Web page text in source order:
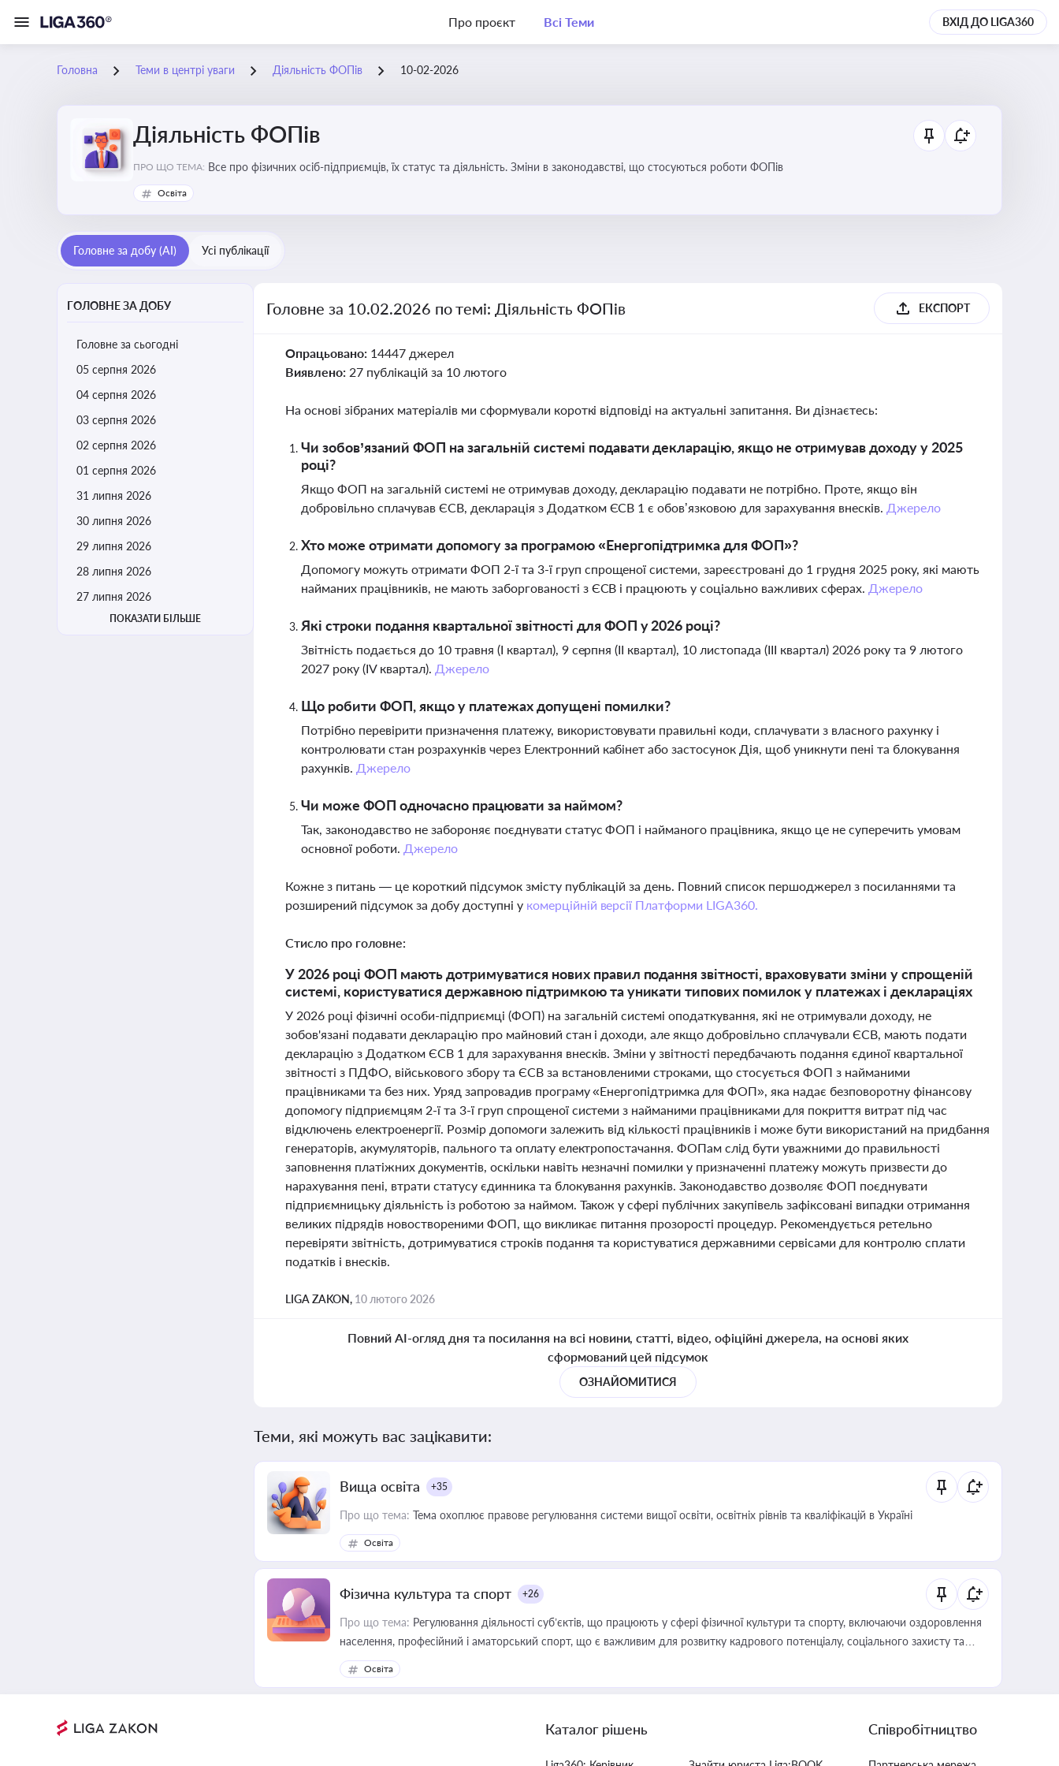
Про проєкт Всі Теми ВХІД ДО LIGA360
Головна Теми в центрі уваги Діяльність ФОПів 10-02-2026
Діяльність ФОПів
ПРО ЩО ТЕМА: Все про фізичних осіб-підприємців, їх статус та діяльність. Зміни в законодавстві, що стосуються роботи ФОПів
Освіта
Головне за добу (AI) Усі публікації
ГОЛОВНЕ ЗА ДОБУ
Головне за сьогодні
05 серпня 2026
04 серпня 2026
03 серпня 2026
02 серпня 2026
01 серпня 2026
31 липня 2026
30 липня 2026
29 липня 2026
28 липня 2026
27 липня 2026
ПОКАЗАТИ БІЛЬШЕ
Головне за 10.02.2026 по темі: Діяльність ФОПів ЕКСПОРТ
Опрацьовано: 14447 джерел
Виявлено: 27 публікацій за 10 лютого
На основі зібраних матеріалів ми сформували короткі відповіді на актуальні запитання. Ви дізнаєтесь:
Чи зобов’язаний ФОП на загальній системі подавати декларацію, якщо не отримував доходу у 2025
році?
Якщо ФОП на загальній системі не отримував доходу, декларацію подавати не потрібно. Проте, якщо він
добровільно сплачував ЄСВ, декларація з Додатком ЄСВ 1 є обов’язковою для зарахування внесків. Джерело
Хто може отримати допомогу за програмою «Енергопідтримка для ФОП»?
Допомогу можуть отримати ФОП 2-ї та 3-ї груп спрощеної системи, зареєстровані до 1 грудня 2025 року, які мають
найманих працівників, не мають заборгованості з ЄСВ і працюють у соціально важливих сферах. Джерело
Які строки подання квартальної звітності для ФОП у 2026 році?
Звітність подається до 10 травня (І квартал), 9 серпня (ІІ квартал), 10 листопада (ІІІ квартал) 2026 року та 9 лютого
2027 року (IV квартал). Джерело
Що робити ФОП, якщо у платежах допущені помилки?
Потрібно перевірити призначення платежу, використовувати правильні коди, сплачувати з власного рахунку і
контролювати стан розрахунків через Електронний кабінет або застосунок Дія, щоб уникнути пені та блокування
рахунків. Джерело
Чи може ФОП одночасно працювати за наймом?
Так, законодавство не забороняє поєднувати статус ФОП і найманого працівника, якщо це не суперечить умовам
основної роботи. Джерело
Кожне з питань — це короткий підсумок змісту публікацій за день. Повний список першоджерел з посиланнями та
розширений підсумок за добу доступні у комерційній версії Платформи LIGA360.
Стисло про головне:
У 2026 році ФОП мають дотримуватися нових правил подання звітності, враховувати зміни у спрощеній
системі, користуватися державною підтримкою та уникати типових помилок у платежах і деклараціях
У 2026 році фізичні особи-підприємці (ФОП) на загальній системі оподаткування, які не отримували доходу, не
зобов'язані подавати декларацію про майновий стан і доходи, але якщо добровільно сплачували ЄСВ, мають подати
декларацію з Додатком ЄСВ 1 для зарахування внесків. Зміни у звітності передбачають подання єдиної квартальної
звітності з ПДФО, військового збору та ЄСВ за встановленими строками, що стосується ФОП з найманими
працівниками та без них. Уряд запровадив програму «Енергопідтримка для ФОП», яка надає безповоротну фінансову
допомогу підприємцям 2-ї та 3-ї груп спрощеної системи з найманими працівниками для покриття витрат під час
відключень електроенергії. Розмір допомоги залежить від кількості працівників і може бути використаний на придбання
генераторів, акумуляторів, пального та оплату електропостачання. ФОПам слід бути уважними до правильності
заповнення платіжних документів, оскільки навіть незначні помилки у призначенні платежу можуть призвести до
нарахування пені, втрати статусу єдинника та блокування рахунків. Законодавство дозволяє ФОП поєднувати
підприємницьку діяльність із роботою за наймом. Також у сфері публічних закупівель зафіксовані випадки отримання
великих підрядів новоствореними ФОП, що викликає питання прозорості процедур. Рекомендується ретельно
перевіряти звітність, дотримуватися строків подання та користуватися державними сервісами для контролю сплати
податків і внесків.
LIGA ZAKON, 10 лютого 2026
Повний AI-огляд дня та посилання на всі новини, статті, відео, офіційні джерела, на основі яких
сформований цей підсумок
ОЗНАЙОМИТИСЯ
Теми, які можуть вас зацікавити:
Вища освіта +35
Про що тема: Тема охоплює правове регулювання системи вищої освіти, освітніх рівнів та кваліфікацій в Україні
Освіта
Фізична культура та спорт +26
Про що тема: Регулювання діяльності суб’єктів, що працюють у сфері фізичної культури та спорту, включаючи оздоровлення
населення, професійний і аматорський спорт, що є важливим для розвитку кадрового потенціалу, соціального захисту та
ефективної реалізації державної політики у цій галузі
Освіта
Каталог рішень Співробітництво